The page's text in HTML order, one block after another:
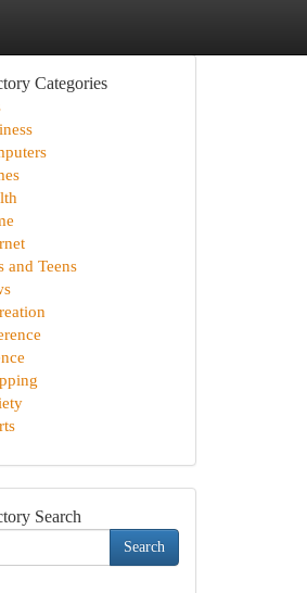
Categories
and Teens
Search
Search